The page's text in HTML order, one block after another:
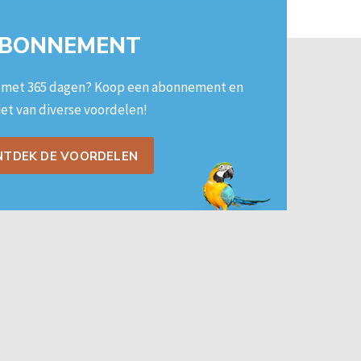
365 dagen? Koop eenabonnement en
van diverse voordelen!
DE VOORDELEN